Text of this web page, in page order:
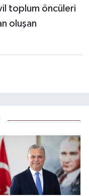
toplum öncüleri
oluşan